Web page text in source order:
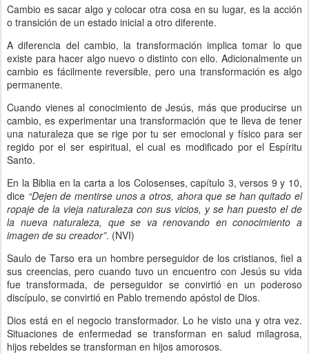
Cambio es sacar algo y colocar otra cosa en su lugar, es la acción
o transición de un estado inicial a otro diferente.
A diferencia del cambio, la transformación implica tomar lo que
existe para hacer algo nuevo o distinto con ello. Adicionalmente un
cambio es fácilmente reversible, pero una transformación es algo
permanente.
Cuando vienes al conocimiento de Jesús, más que producirse un
cambio, es experimentar una transformación que te lleva de tener
una naturaleza que se rige por tu ser emocional y físico para ser
regido por el ser espiritual, el cual es modificado por el Espíritu
Santo.
En la Biblia en la carta a los Colosenses, capítulo 3, versos 9 y 10,
dice “Dejen de mentirse unos a otros, ahora que se han quitado el
ropaje de la vieja naturaleza con sus vicios, y se han puesto el de
la nueva naturaleza, que se va renovando en conocimiento a
imagen de su creador”. (NVI)
Saulo de Tarso era un hombre perseguidor de los cristianos, fiel a
sus creencias, pero cuando tuvo un encuentro con Jesús su vida
fue transformada, de perseguidor se convirtió en un poderoso
discípulo, se convirtió en Pablo tremendo apóstol de Dios.
Dios está en el negocio transformador. Lo he visto una y otra vez.
Situaciones de enfermedad se transforman en salud milagrosa,
hijos rebeldes se transforman en hijos amorosos.